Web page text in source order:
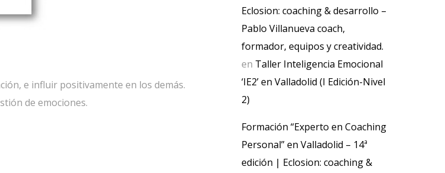
e influir positivamente en los demás.
de emociones.
Eclosion: coaching & desarrollo –
Pablo Villanueva coach,
formador, equipos y creatividad.
en Taller Inteligencia Emocional
‘IE2’ en Valladolid (I Edición-Nivel
2)
Formación “Experto en Coaching
Personal” en Valladolid – 14ª
edición | Eclosion: coaching &